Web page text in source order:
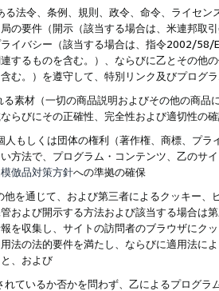
る法令、条例、規則、政令、命令、ライセ
の要件（開示（該当する場合は、米連邦取
イバシー（該当する場合は、指令2002/58/
するものを含む。）、ならびに乙とその他
む。）を遵守して、特別リンク及びプログ
る素材（一切の商品説明およびその他の商
らびにその正確性、完全性および適切性の
人もしくは団体の権利（著作権、商標、プ
方法で、プログラム・コンテンツ、乙のサ
倣品対策方針への準拠の確保
他を通じて、および第三者によるクッキー
および開示する方法および該当する場合は
を収集し、サイトの訪問者のブラウザにク
法の法的要件を満たし、ならびに適用法に
、および
れているか否かを問わず、乙によるプログ